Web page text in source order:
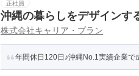
正社員
沖縄の暮らしをデザインす
株式会社キャリア・プラン
年間休日120日♪沖縄No.1実績企業